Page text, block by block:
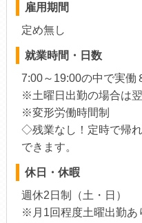
雇用期間
定め無し
就業時間・日数
7:00～19:00の中で実働
※土曜日出勤の場合は
※変形労働時間制
◇残業なし！定時で帰
できます。
休日・休暇
週休2日制（土・日）
※月1回程度土曜出勤あ